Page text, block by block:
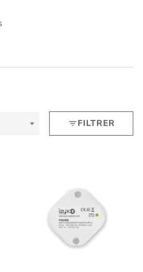
filter_listFILTRER